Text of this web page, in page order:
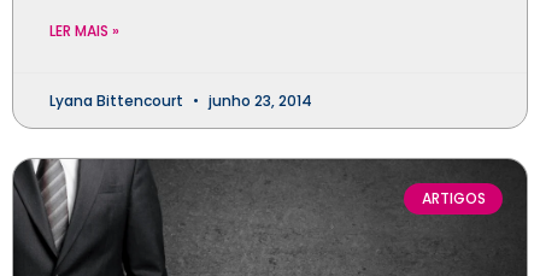
LER MAIS »
Lyana Bittencourt junho 23, 2014
ARTIGOS